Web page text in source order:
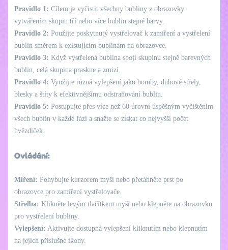
Pravidlo 1: Cílem je vyčistit všechny bubliny z obrazovky
vytvářením skupin tří nebo více bublin stejné barvy.
Pravidlo 2: Použijte poskytnutý vystřelovač k zamíření a vystřelení
bublin směrem k existujícím bublinám na obrazovce.
Pravidlo 3: Když vystřelená bublina spojí skupinu stejně barevných
bublin, celá skupina praskne a zmizí.
Pravidlo 4: Využijte různá vylepšení jako bomby, duhové střely,
blesky a štíty k efektivnějšímu odstraňování bublin.
Pravidlo 5: Postupujte přes více než 60 úrovní úspěšným vyčištěním
všech bublin v každé fázi a snažte se získat co nejvyšší počet
hvězdiček.
Ovládání:
Míření: Pohybujte kurzorem myši nebo přetáhněte prst po
obrazovce pro zamíření vystřelovače.
Střelba: Klikněte levým tlačítkem myši nebo klepněte na obrazovku
pro vystřelení bubliny.
Vylepšení: Aktivujte dostupná vylepšení kliknutím nebo klepnutím
na jejich příslušné ikony.